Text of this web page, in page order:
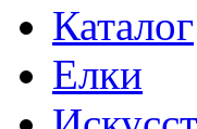
Каталог
Елки